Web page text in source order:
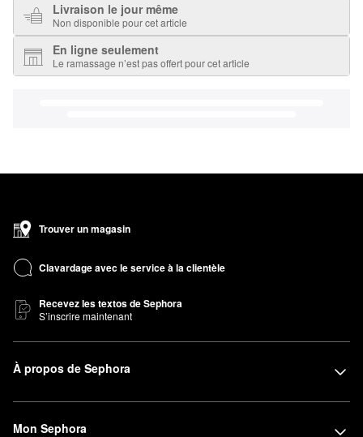
Livraison le jour même
Non disponible pour cet article
En ligne seulement
Le ramassage n’est pas offert pour cet article
Trouver un magasin
Clavardage avec le service à la clientèle
Recevez les textos de Sephora
S’inscrire maintenant
À propos de Sephora
Mon Sephora